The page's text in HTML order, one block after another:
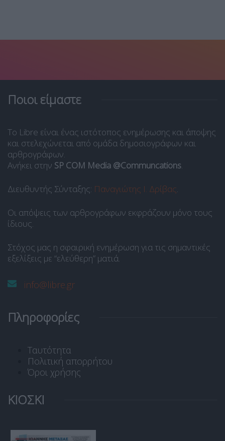
Ποιοι είμαστε
Το Libre είναι ένας ιστότοπος ενημέρωσης και άποψης
και στελεχώνεται από ομάδα δημοσιογράφων και
αρθρογράφων.
Ανήκει στην SP COM Media @Communcations.
Διευθυντής Σύνταξης: Παναγιώτης Ι. Δρίβας.
Οι απόψεις των αρθρογράφων εκφράζουν μόνο τους
ίδιους.
Στόχος μας η σφαιρική ενημέρωση για τις σημαντικές
εξελίξεις με “ελεύθερη” ματιά.
info@libre.gr
Πληροφορίες
Ταυτότητα
Πολιτική απορρήτου
Όροι χρήσης
ΚΙΟΣΚΙ